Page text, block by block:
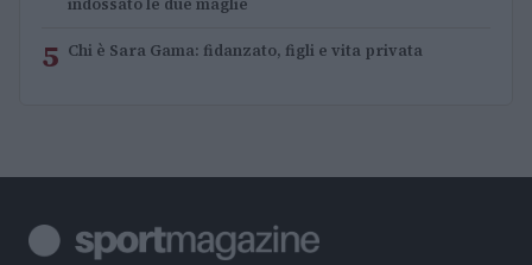
indossato le due maglie
5 Chi è Sara Gama: fidanzato, figli e vita privata